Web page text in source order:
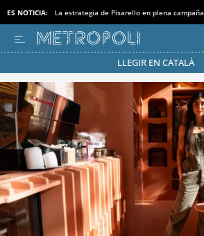
ES NOTICIA: La estrategia de Pisarello en plena campaña
LLEGIR EN CATALÀ
Pásate al MODO AHORRO